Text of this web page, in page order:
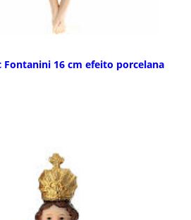
Fontanini 16 cm efeito porcelana